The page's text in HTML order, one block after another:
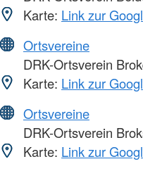
Karte: Link zur
Ortsvereine
DRK-Ortsverein
Karte: Link zur
Ortsvereine
DRK-Ortsverein
Karte: Link zur